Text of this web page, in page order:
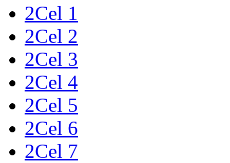
2Cel 1
2Cel 2
2Cel 3
2Cel 4
2Cel 5
2Cel 6
2Cel 7